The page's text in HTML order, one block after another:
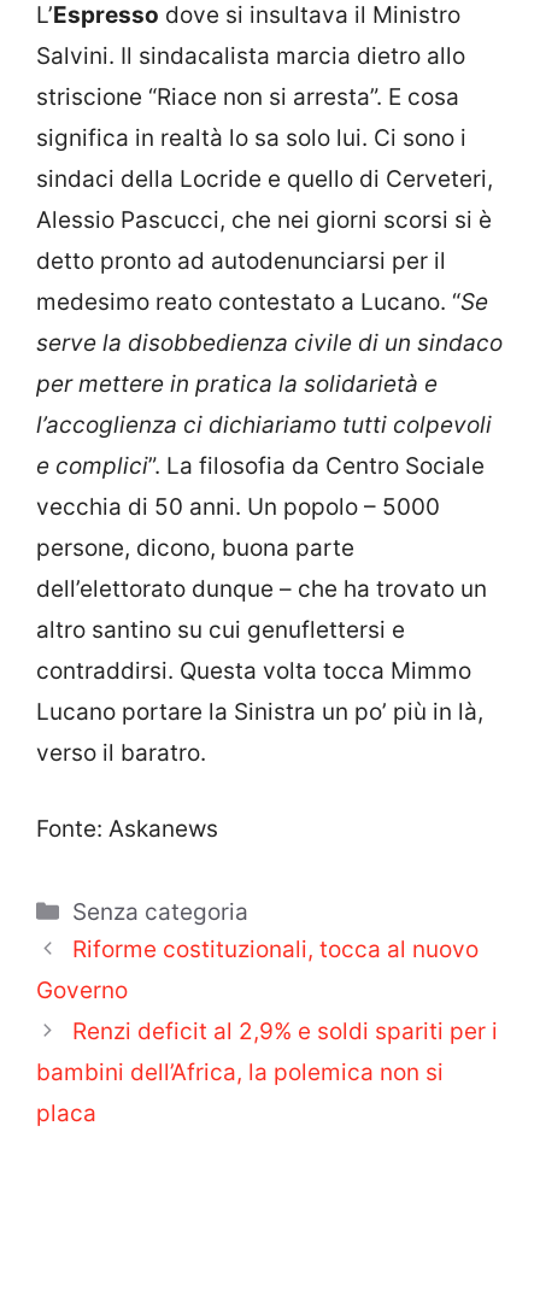
L’Espresso dove si insultava il Ministro
Salvini. Il sindacalista marcia dietro allo
striscione “Riace non si arresta”. E cosa
significa in realtà lo sa solo lui. Ci sono i
sindaci della Locride e quello di Cerveteri,
Alessio Pascucci, che nei giorni scorsi si è
detto pronto ad autodenunciarsi per il
medesimo reato contestato a Lucano. “Se
serve la disobbedienza civile di un sindaco
per mettere in pratica la solidarietà e
l’accoglienza ci dichiariamo tutti colpevoli
e complici”. La filosofia da Centro Sociale
vecchia di 50 anni. Un popolo – 5000
persone, dicono, buona parte
dell’elettorato dunque – che ha trovato un
altro santino su cui genuflettersi e
contraddirsi. Questa volta tocca Mimmo
Lucano portare la Sinistra un po’ più in là,
verso il baratro.
Fonte: Askanews
Categorie
Senza categoria
Riforme costituzionali, tocca al nuovo
Governo
Renzi deficit al 2,9% e soldi spariti per i
bambini dell’Africa, la polemica non si
placa